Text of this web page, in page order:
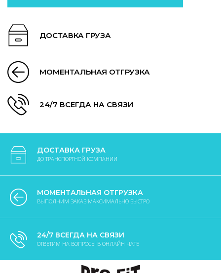
ДОСТАВКА ГРУЗА
МОМЕНТАЛЬНАЯ ОТГРУЗКА
24/7 ВСЕГДА НА СВЯЗИ
ДОСТАВКА ГРУЗА
ДО ТРАНСПОРТНОЙ КОМПАНИИ
МОМЕНТАЛЬНАЯ ОТГРУЗКА
ВЫПОЛНИМ ЗАКАЗ МАКСИМАЛЬНО БЫСТРО
24/7 ВСЕГДА НА СВЯЗИ
ОТВЕТИМ НА ВОПРОСЫ В ОНЛАЙН ЧАТЕ